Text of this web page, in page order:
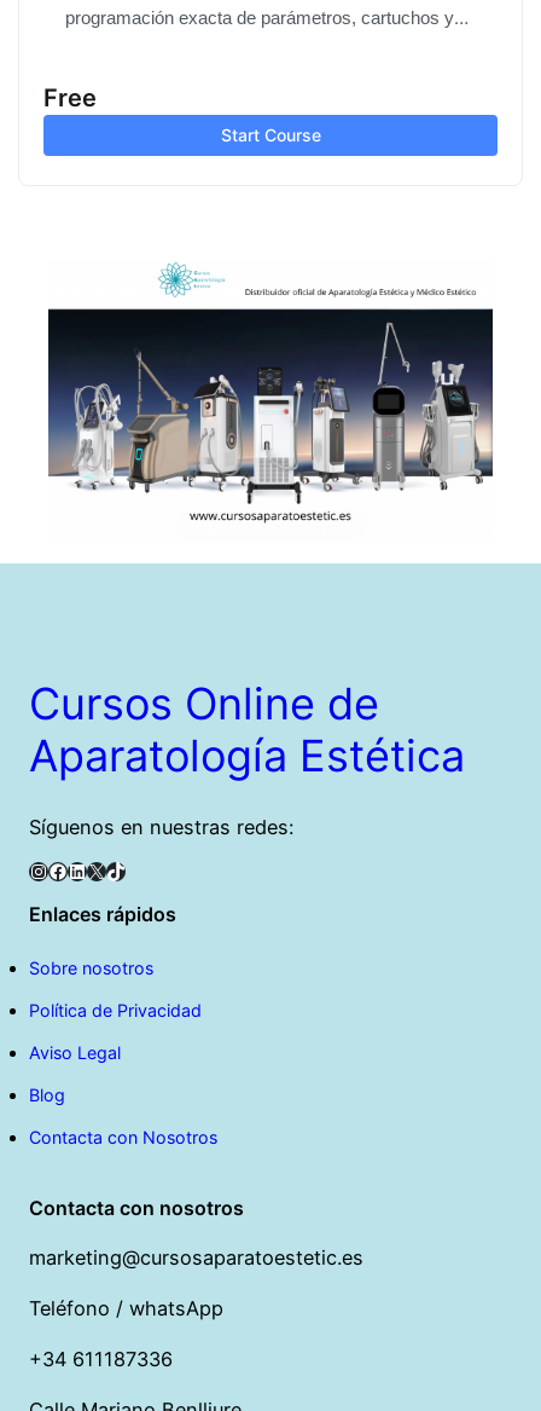
Radar).
programación exacta de parámetros, cartuchos y
Free
Start Course
Cursos Online de
Aparatología Estética
Síguenos en nuestras redes:
InstagramFacebook LinkedIn X TikTok
Enlaces rápidos
Sobre nosotros
Política de Privacidad
Aviso Legal
Blog
Contacta con Nosotros
Contacta con nosotros
marketing@cursosaparatoestetic.es
Teléfono / whatsApp
+34 611187336